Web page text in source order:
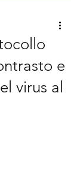
e
virus al